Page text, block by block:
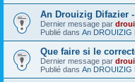
An Drouizig Difazier
Dernier message par
Publié dans An DROUIZIG
Que faire si le
Dernier message par
Publié dans An DROUIZIG